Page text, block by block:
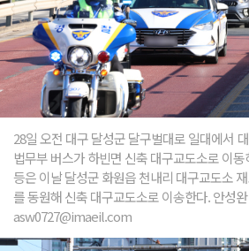
28일 오전 대구 달성군 달구벌대로 일대에서
법무부 버스가 하빈면 신축 대구교도소로 이
등은 이날 달성군 화원읍 천내리 대구교도소
를 동원해 신축 대구교도소로 이송한다. 안성
asw0727@imaeil.com